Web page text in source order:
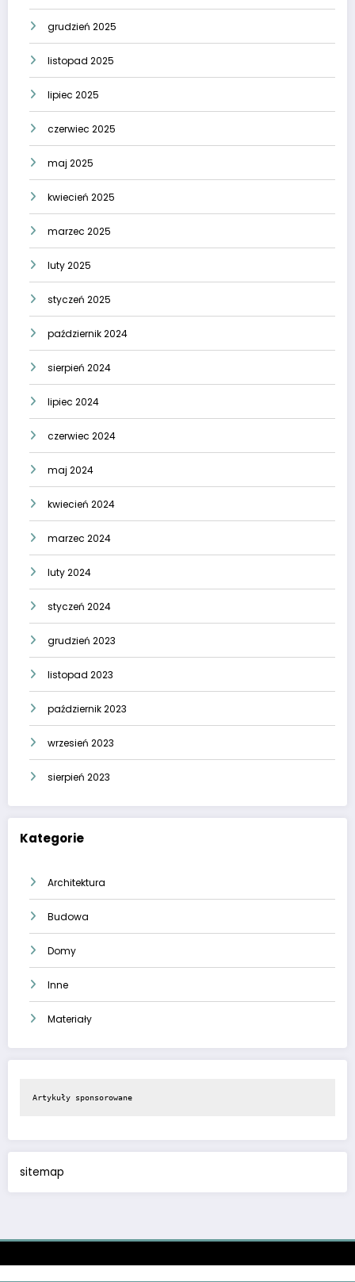
grudzień 2025
listopad 2025
lipiec 2025
czerwiec 2025
maj 2025
kwiecień 2025
marzec 2025
luty 2025
styczeń 2025
październik 2024
sierpień 2024
lipiec 2024
czerwiec 2024
maj 2024
kwiecień 2024
marzec 2024
luty 2024
styczeń 2024
grudzień 2023
listopad 2023
październik 2023
wrzesień 2023
sierpień 2023
Kategorie
Architektura
Budowa
Domy
Inne
Materiały
Artykuły sponsorowane
sitemap